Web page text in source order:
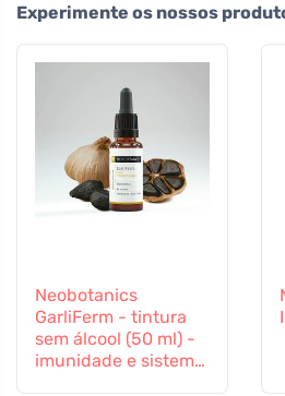
Experimente os nossos
Neobotanics
GarliFerm - tintura
sem álcool (50 ml) -
imunidade e sistema